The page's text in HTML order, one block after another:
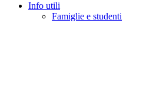
Info utili
Famiglie e studenti